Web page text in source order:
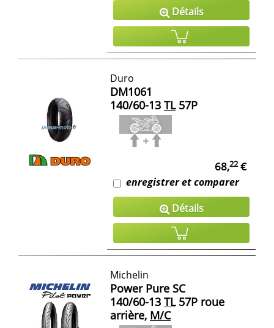
Détails
Duro
DM1061
140/60-13 TL57P
68,22€
enregistrer et comparer
Détails
Michelin
Power Pure SC
140/60-13 TL57P roue
arrière, M/C